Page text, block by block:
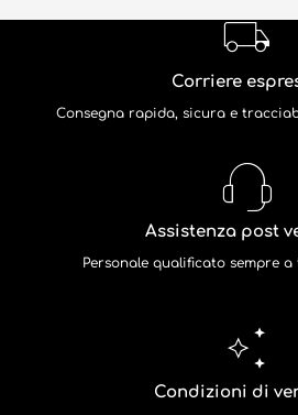
Corriere
Consegna rapida, sicura e
Assistenza post
Personale qualificato sempre
Condizioni di